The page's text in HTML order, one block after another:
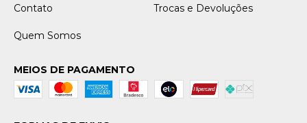
Contato Trocas e Devoluções
Quem Somos
MEIOS DE PAGAMENTO